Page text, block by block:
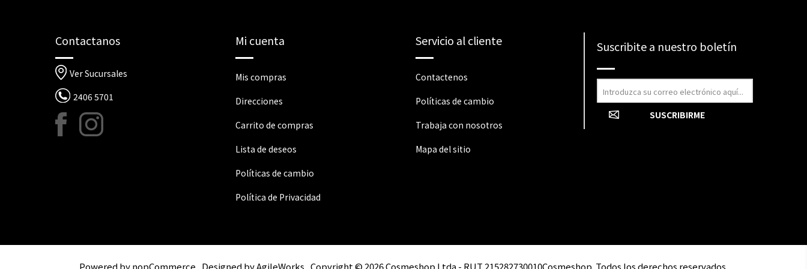
Contactanos
Ver Sucursales
2406 5701
Mi cuenta
Mis compras
Direcciones
Carrito de compras
Lista de deseos
Políticas de cambio
Política de Privacidad
Servicio al cliente
Contactenos
Políticas de cambio
Trabaja con nosotros
Mapa del sitio
Suscribite a nuestro boletín
Powered bynopCommerce Designed byAgileWorks Copyright © 2026 Cosmeshop Ltda - RUT 215282730010Cosmeshop. Todos los derechos reservados.